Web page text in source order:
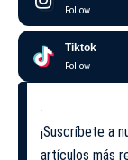
Follow
Tiktok
Follow
¡Suscríbete a
artículos más